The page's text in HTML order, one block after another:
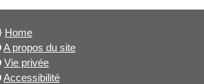
Home
A propos du site
Vie privée
Accessibilité